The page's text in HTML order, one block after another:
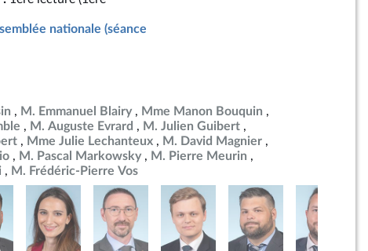
nationale (séance
M. Emmanuel Blairy
Mme Manon Bouquin
M. Auguste Evrard
M. Julien Guibert
Mme Julie Lechanteux
M. David Magnier
M. Pascal Markowsky
M. Pierre Meurin
M. Frédéric-Pierre Vos